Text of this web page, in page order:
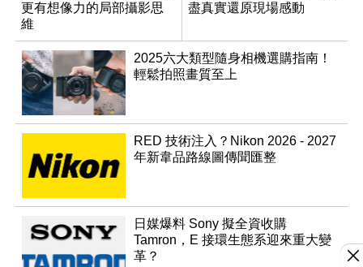
更有想像力的局部攝影思
維
盡真實還原現場感動
2025六大類型隨身相機選購指南！
輕鬆拍照畫質至上
RED 技術注入？Nikon 2026 - 2027
年新韋品路線圖傳聞匯整
日媒爆料 Sony 擬全資收購
Tamron，E 接環生態系迎來重大變
革？